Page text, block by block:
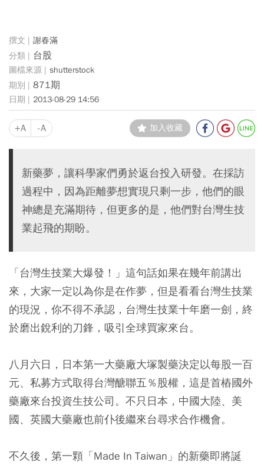
謝春滿
台股
shutterstock
871期
2013-08-29 14:56
+A -A 加入收藏
新藥夢，讓科學家們勇於返台投入研發。在採訪
過程中，因為距離夢想實現只剩一步，他們的眼
神總是充滿期待，但更多的是，他們對台灣生技
業起飛的期盼。
「台灣生技業大爆發！」這句話如果在幾年前講出
來，大家一定以為你是在作夢，但是看看台灣生技業
的現況，你不得不承認，台灣生技業十年磨一劍，終
於磨出銳利的刀鋒，吸引全球買家來台。
八月六日，日本第一大藥廠大塚製藥決定以每股一百
元、私募方式取得台灣醣聯五％股權，這是首樁國外
藥廠來台投資生技公司。不只日本，中國大陸、美
國、英國大藥廠也前仆後繼來台尋求合作機會。
不久後，第一顆「Made In Taiwan」的新藥即將誕